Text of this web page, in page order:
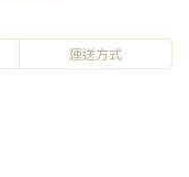
運送方式